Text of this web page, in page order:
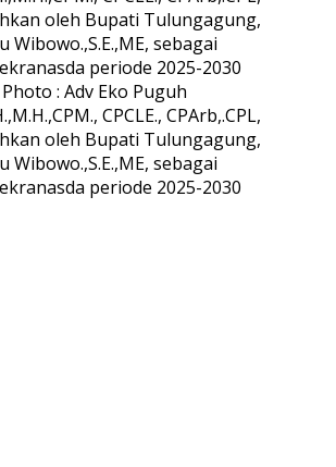
: Adv Eko Puguh
CPCLE., CPArb,.CPL,
oleh Bupati Tulungagung,
Wibowo.,S.E.,ME, sebagai
periode 2025-2030